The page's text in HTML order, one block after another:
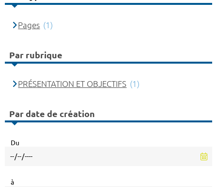
Pages (1)
Par rubrique
PRÉSENTATION ET OBJECTIFS (1)
Par date de création
Du
à